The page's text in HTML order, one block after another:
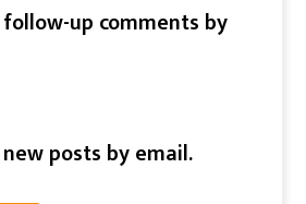
up comments by
posts by email.